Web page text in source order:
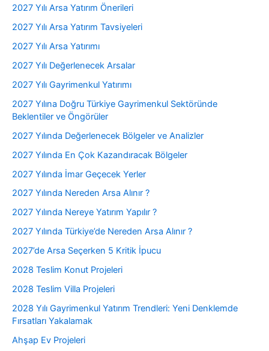
2027 Yılı Arsa Yatırım Önerileri
2027 Yılı Arsa Yatırım Tavsiyeleri
2027 Yılı Arsa Yatırımı
2027 Yılı Değerlenecek Arsalar
2027 Yılı Gayrimenkul Yatırımı
2027 Yılına Doğru Türkiye Gayrimenkul Sektöründe
Beklentiler ve Öngörüler
2027 Yılında Değerlenecek Bölgeler ve Analizler
2027 Yılında En Çok Kazandıracak Bölgeler
2027 Yılında İmar Geçecek Yerler
2027 Yılında Nereden Arsa Alınır ?
2027 Yılında Nereye Yatırım Yapılır ?
2027 Yılında Türkiye’de Nereden Arsa Alınır ?
2027’de Arsa Seçerken 5 Kritik İpucu
2028 Teslim Konut Projeleri
2028 Teslim Villa Projeleri
2028 Yılı Gayrimenkul Yatırım Trendleri: Yeni Denklemde
Fırsatları Yakalamak
Ahşap Ev Projeleri